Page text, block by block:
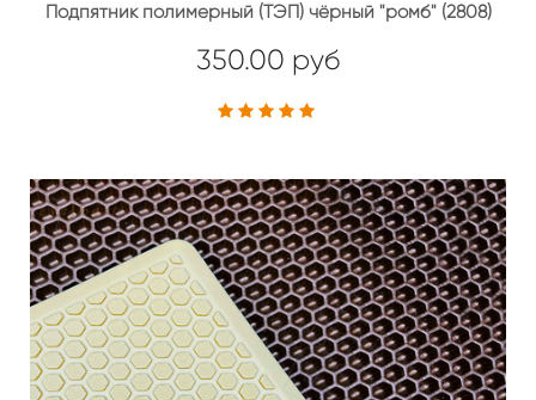
Подпятник полимерный (ТЭП) чёрный "ромб" (2808)
350.00 руб